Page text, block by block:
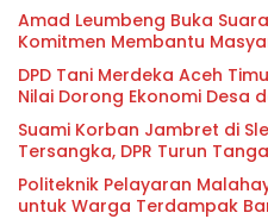
Amad Leumbeng Buka
Komitmen Membantu
DPD Tani Merdeka Aceh
Nilai Dorong Ekonomi Desa
Suami Korban Jambret di
Tersangka, DPR Turun
Politeknik Pelayaran
untuk Warga Terdampak